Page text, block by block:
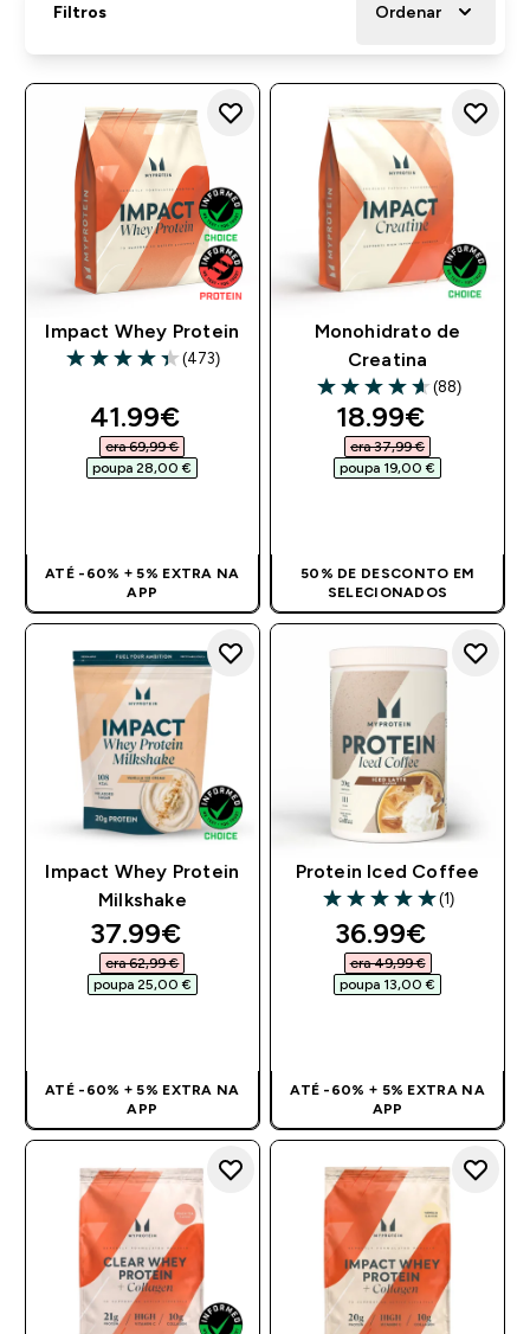
Filtros Ordenar
Impact Whey Protein
4.38 out of 5 stars
(473)
discounted price
41.99€‎
era 69,99 €‎
poupa 28,00 €‎
ATÉ -60% + 5% EXTRA NA
APP
Monohidrato de
Creatina
4.6 out of 5 stars
(88)
discounted
18.99€‎
era 37,99 €‎
poupa 19,00 €‎
50% DE DESCONTO EM
SELECIONADOS
Impact Whey Protein
Milkshake
discounted price
37.99€‎
era 62,99 €‎
poupa 25,00 €‎
ATÉ -60% + 5% EXTRA NA
APP
Protein Iced Coffee
5 out of 5 stars
(1)
discounted
36.99€‎
era 49,99 €‎
poupa 13,00 €‎
ATÉ -60% + 5% EXTRA NA
APP